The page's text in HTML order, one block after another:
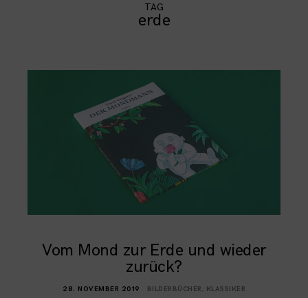
TAG
erde
Vom Mond zur Erde und wieder
zurück?
28. NOVEMBER 2019 BILDERBÜCHER , KLASSIKER